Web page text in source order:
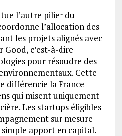
l’autre pilier du
l’allocation des
les projets alignés avec
c’est-à-dire
pour résoudre des
Cette
différencie la France
qui misent uniquement
Les startups éligibles
sur mesure
apport en capital.